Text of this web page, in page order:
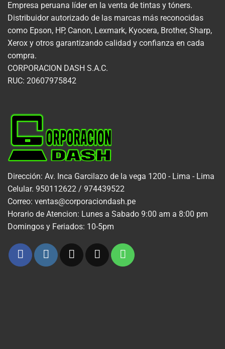
Empresa peruana líder en la venta de tintas y tóners.
Distribuidor autorizado de las marcas más reconocidas
como Epson, HP, Canon, Lexmark, Kyocera, Brother, Sharp,
Xerox y otros garantizando calidad y confianza en cada
compra.
CORPORACION DASH S.A.C.
RUC: 20607975842
Dirección: Av. Inca Garcilazo de la vega 1200 - Lima - Lima
Celular. 950112622 / 974439522
Correo: ventas@corporaciondash.pe
Horario de Atencion: Lunes a Sabado 9:00 am a 8:00 pm
Domingos y Feriados: 10-5pm